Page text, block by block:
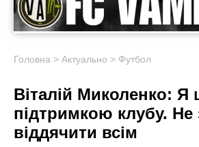
Головна > Актуально > Футбол
Віталій Миколенко: Я
підтримкою клубу. Не
віддячити всім